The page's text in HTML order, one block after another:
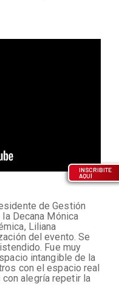
de Gestión
Decana Mónica
Liliana
del evento. Se
Fue muy
intangible de la
con el espacio real
alegría repetir la
INSCRIBITE
AQUÍ